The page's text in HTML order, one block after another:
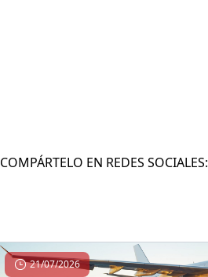
COMPÁRTELO EN REDES SOCIALES:
21/07/2026